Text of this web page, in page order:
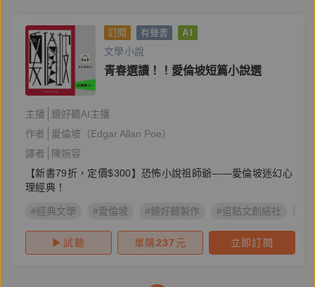
訂閱 有聲書 AI
文學小說
青春選讀！！愛倫坡短篇小說選
主播
鏡好聽AI主播
作者
愛倫坡（Edgar Allan Poe）
譯者
陳婉容
【新書79折，定價$300】恐怖小說祖師爺——愛倫坡迷幻心
理經典！
#經典文學 #愛倫坡 #鏡好聽製作 #逗點文創結社
試聽 單購237 元 立即訂閱